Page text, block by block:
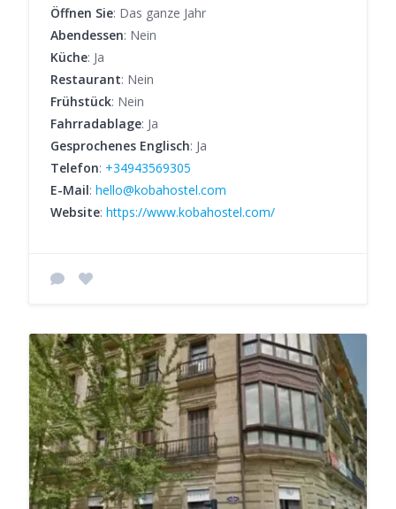
Öffnen Sie: Das ganze Jahr
Abendessen: Nein
Küche: Ja
Restaurant: Nein
Frühstück: Nein
Fahrradablage: Ja
Gesprochenes Englisch: Ja
Telefon: +34943569305
E-Mail: hello@kobahostel.com
Website: https://www.kobahostel.com/